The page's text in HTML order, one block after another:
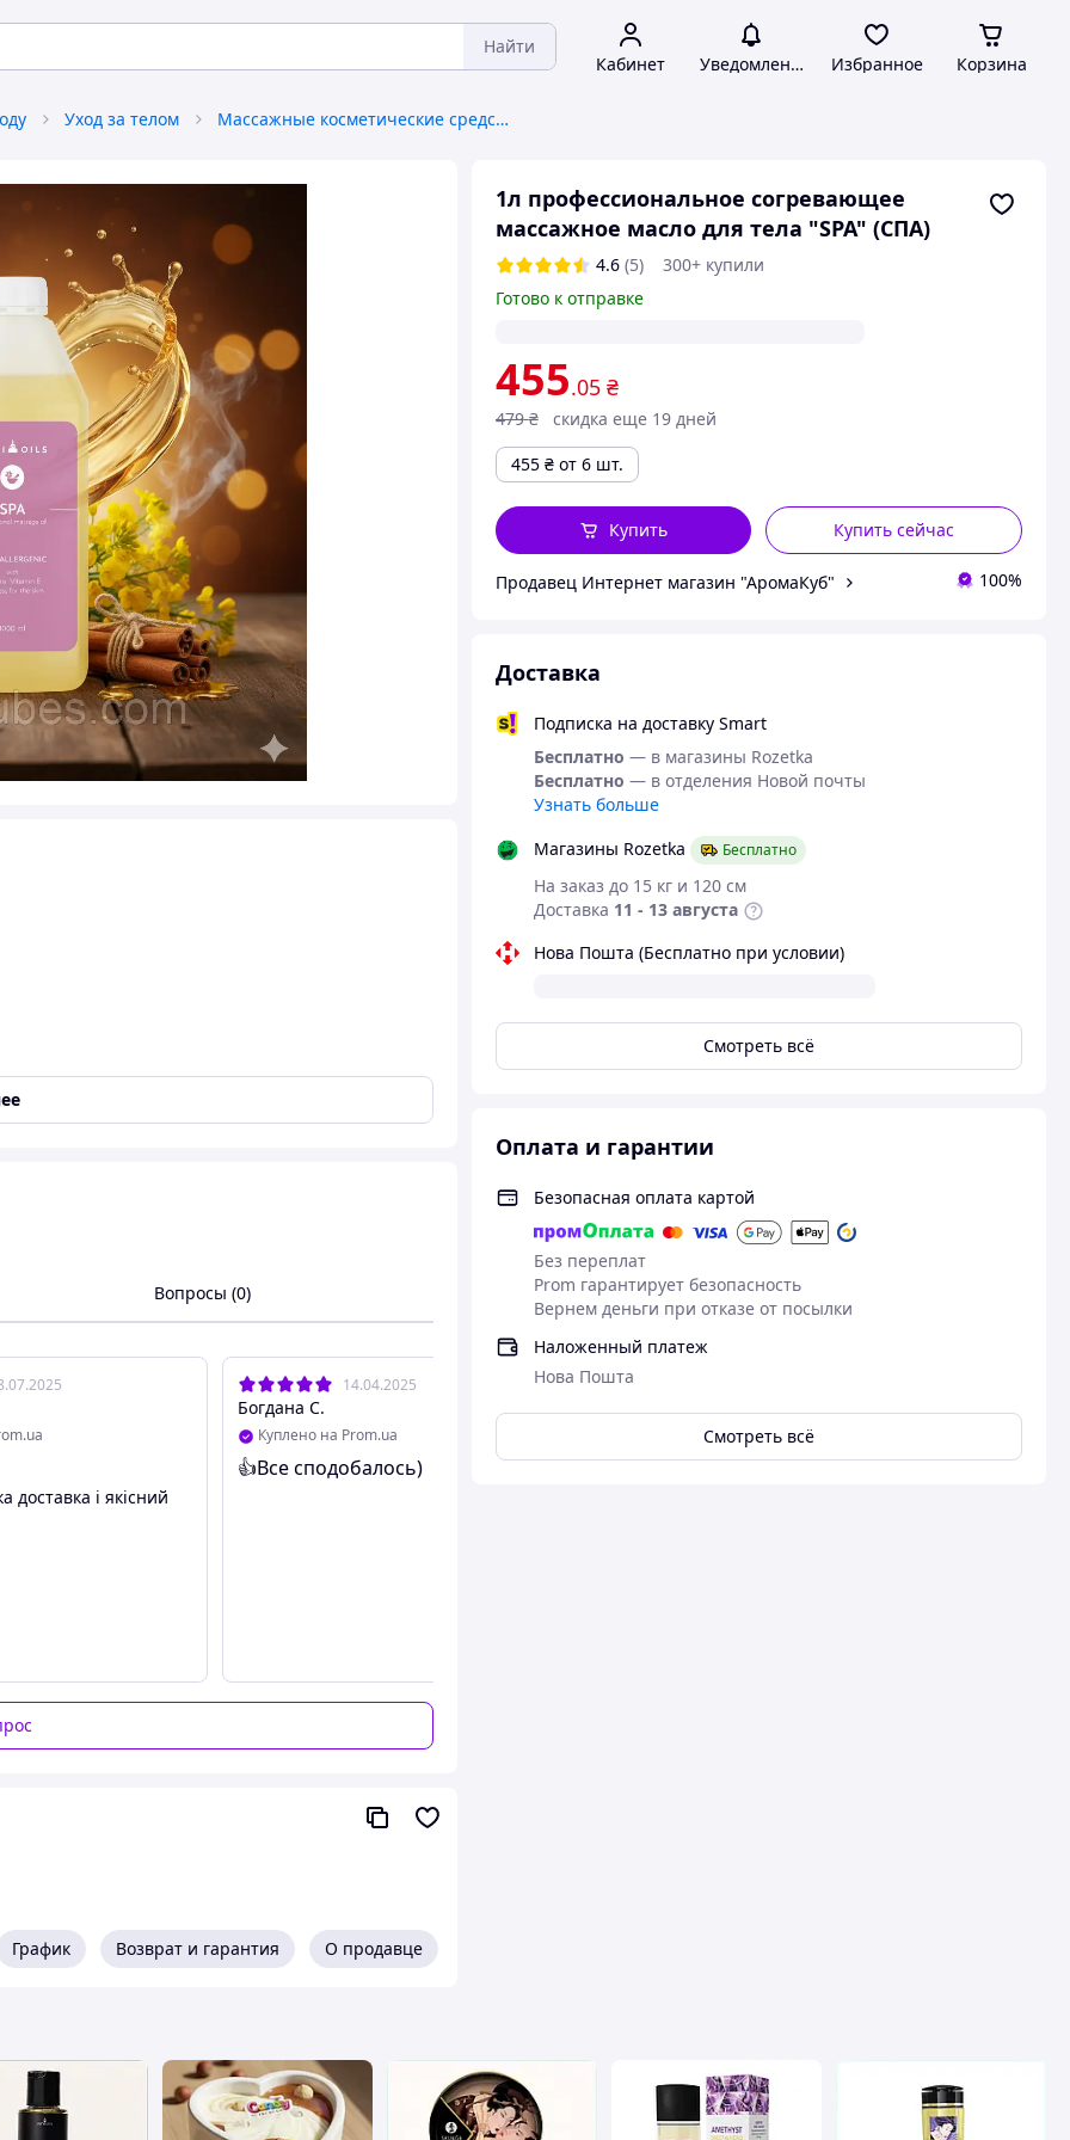
Найти
Кабинет Уведомления Избранное Корзина
Уход за телом Массажные косметические средства
1л профессиональное согревающее
массажное масло для тела "SPA" (СПА)
4.6 (5)
300+ купили
Готово к отправке
455.05 ₴
479 ₴
скидка еще 19 дней
455 ₴ от 6 шт.
Купить сейчас
Купить
Продавец Интернет магазин "АромаКуб" 100%
Доставка
Подписка на доставку Smart
Бесплатно — в магазины Rozetka
Бесплатно — в отделения Новой почты
Узнать больше
Магазины Rozetka
Бесплатно
На заказ до 15 кг и 120 см
Доставка 11 - 13 августа
Нова Пошта (Бесплатно при условии)
Смотреть всё
Оплата и гарантии
Безопасная оплата картой
Без переплат
Prom гарантирует безопасность
Вернем деньги при отказе от посылки
Наложенный платеж
Нова Пошта
Смотреть всё
декольте,Тело,Ногти,Живот,Ягодицы,
Повышение тонуса,Снятие усталости
Шелушение Целлюлит
,
от Таиландского производителя
. Смесь масел
из кожи и ускоряет обменные
тела,а так же предотвращает
и другог рода раздражений
и хорошо впитывается,не оставляя
Вопросы (0)
і якісний
14.04.2025
Богдана С.
Куплено на Prom.ua
👍Все сподобалось)
Михайло Д.
Куплено на Prom.ua
дивовижні масла
Сергей М.
нормально
График Возврат и гарантия О продавце